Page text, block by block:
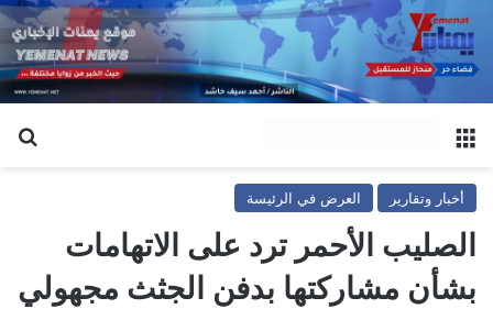
أخبار وتقارير العرض في الرئيسة
الصليب الأحمر ترد على الاتهامات
بشأن مشاركتها بدفن الجثث مجهولي